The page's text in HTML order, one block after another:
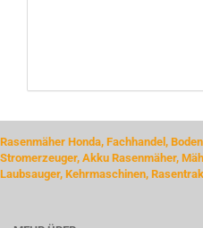
Rasenmäher Honda, Fachhandel,
Stromerzeuger, Akku Rasenmäher,
Laubsauger, Kehrmaschinen,